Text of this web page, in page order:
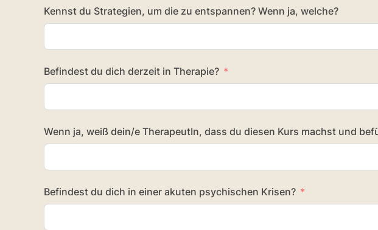
Kennst du Strategien, um die zu entspannen? Wenn ja, welche?
Befindest du dich derzeit in Therapie?
Wenn ja, weiß dein/e TherapeutIn, dass du diesen Kurs machst und
Befindest du dich in einer akuten psychischen Krisen?